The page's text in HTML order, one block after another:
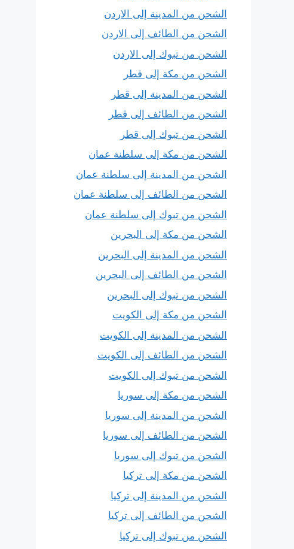
الشحن من المدينة إلى الاردن
الشحن من الطائف إلى الاردن
الشحن من تبوك إلى الاردن
الشحن من مكة إلى قطر
الشحن من المدينة إلى قطر
الشحن من الطائف إلى قطر
الشحن من تبوك إلى قطر
الشحن من مكة إلى سلطنة عمان
الشحن من المدينة إلى سلطنة عمان
الشحن من الطائف إلى سلطنة عمان
الشحن من تبوك إلى سلطنة عمان
الشحن من مكة إلى البحرين
الشحن من المدينة إلى البحرين
الشحن من الطائف إلى البحرين
الشحن من تبوك إلى البحرين
الشحن من مكة إلى الكويت
الشحن من المدينة إلى الكويت
الشحن من الطائف إلى الكويت
الشحن من تبوك إلى الكويت
الشحن من مكة إلى سوريا
الشحن من المدينة إلى سوريا
الشحن من الطائف إلى سوريا
الشحن من تبوك إلى سوريا
الشحن من مكة إلى تركيا
الشحن من المدينة إلى تركيا
الشحن من الطائف إلى تركيا
الشحن من تبوك إلى تركيا